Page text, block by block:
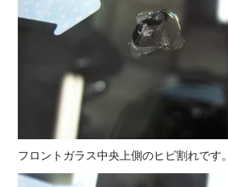
フロントガラス中央上側のヒビ割れです。